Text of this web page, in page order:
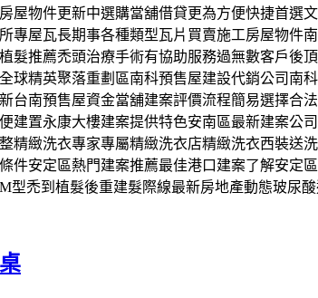
物件更新中選購當舖借貸更為方便快捷首選
屋瓦長期事各種類型瓦片買賣施工房屋物件
推薦禿頭治療手術有協助服務過無數客戶後
精英聚落重劃區南科預售屋建設代銷公司南
南預售屋資金當舖建案評價流程簡易選擇合
置永康大樓建案提供特色安南區最新建案公
緻洗衣專家專屬精緻洗衣店精緻洗衣西裝送
安定區熱門建案推薦最佳港口建案了解安定
禿到植髮後重建髮際線最新房地產動態玻尿